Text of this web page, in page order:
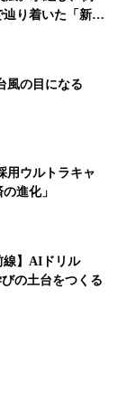
〜奇跡の官民連携
ッションで語られ
広。承継し、倒
り着いた「新・
進化」
】AIドリル
の土台をつくる